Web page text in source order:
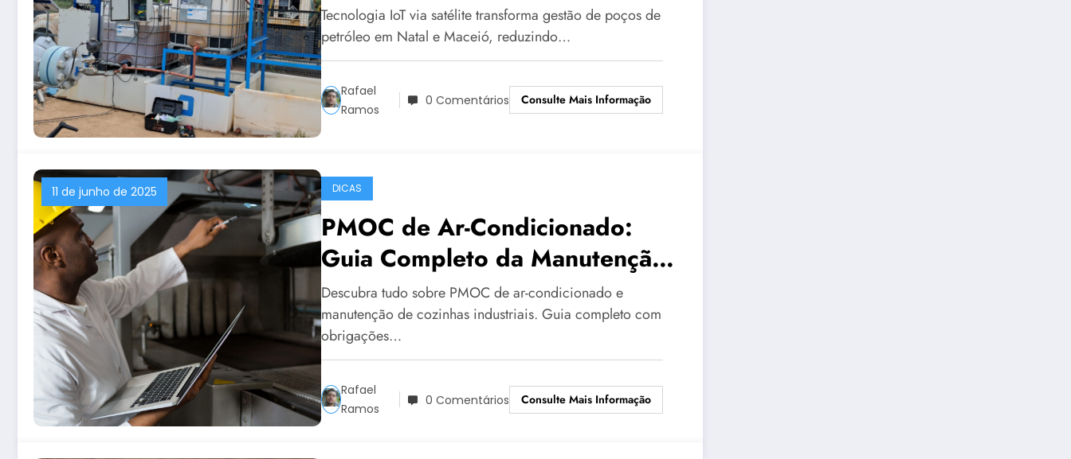
Tecnologia IoT via satélite transforma gestão de poços de
petróleo em Natal e Maceió, reduzindo…
Rafael
Ramos
0 Comentários Consulte Mais Informação
11 de junho de 2025 DICAS
PMOC de Ar-Condicionado:
Guia Completo da Manutenção
Industrial
Descubra tudo sobre PMOC de ar-condicionado e
manutenção de cozinhas industriais. Guia completo com
obrigações…
Rafael
Ramos
0 Comentários Consulte Mais Informação